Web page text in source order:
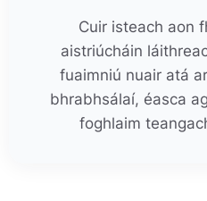
Cuir isteach aon
aistriúcháin
fuaimniú nuair atá
bhrabhsálaí, éasca
foghlaim